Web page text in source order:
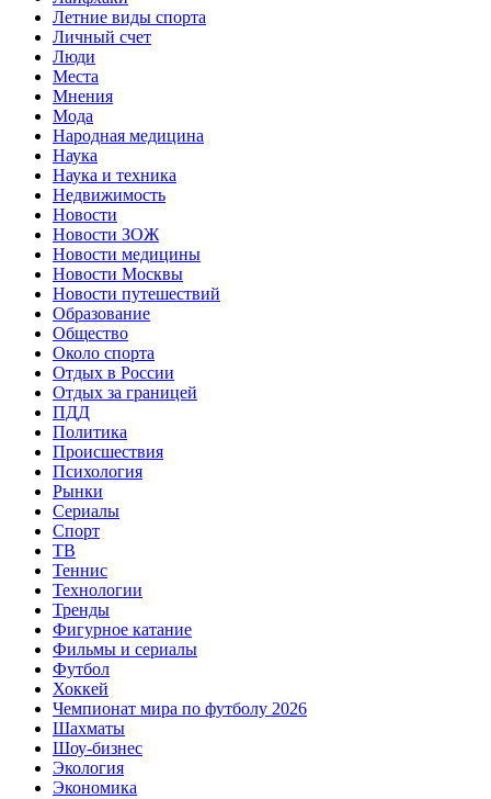
Летние виды спорта
Личный счет
Люди
Места
Мнения
Мода
Народная медицина
Наука
Наука и техника
Недвижимость
Новости
Новости ЗОЖ
Новости медицины
Новости Москвы
Новости путешествий
Образование
Общество
Около спорта
Отдых в России
Отдых за границей
ПДД
Политика
Происшествия
Психология
Рынки
Сериалы
Спорт
ТВ
Теннис
Технологии
Тренды
Фигурное катание
Фильмы и сериалы
Футбол
Хоккей
Чемпионат мира по футболу 2026
Шахматы
Шоу-бизнес
Экология
Экономика